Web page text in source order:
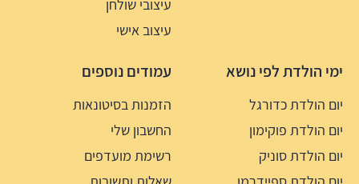
עיצובי שולחן
עיצוב אישי
ימי הולדת לפי נושא
יום הולדת כדורגל
יום הולדת פוקימון
יום הולדת סוניק
עמודים נוספים
הזמנות בסיטונאות
החשבון שלי
רשימת מועדפים